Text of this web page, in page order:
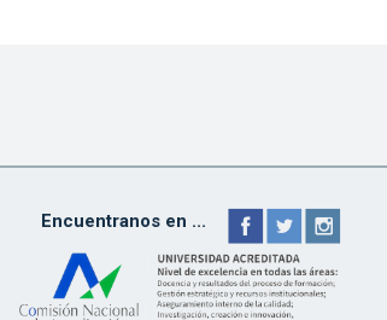
Encuentranos en ...